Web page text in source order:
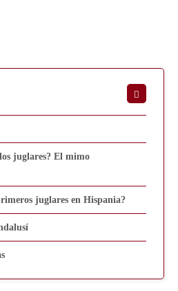
juglares? El mimo
juglares en Hispania?